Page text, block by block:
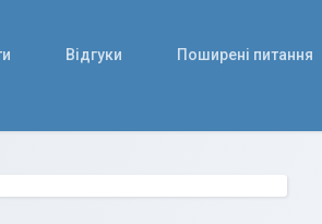
Відгуки Поширені питання